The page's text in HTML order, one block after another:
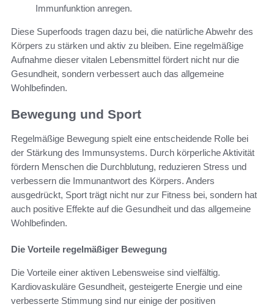
Immunfunktion anregen.
Diese Superfoods tragen dazu bei, die natürliche Abwehr des
Körpers zu stärken und aktiv zu bleiben. Eine regelmäßige
Aufnahme dieser vitalen Lebensmittel fördert nicht nur die
Gesundheit, sondern verbessert auch das allgemeine
Wohlbefinden.
Bewegung und Sport
Regelmäßige Bewegung spielt eine entscheidende Rolle bei
der Stärkung des Immunsystems. Durch körperliche Aktivität
fördern Menschen die Durchblutung, reduzieren Stress und
verbessern die Immunantwort des Körpers. Anders
ausgedrückt, Sport trägt nicht nur zur Fitness bei, sondern hat
auch positive Effekte auf die Gesundheit und das allgemeine
Wohlbefinden.
Die Vorteile regelmäßiger Bewegung
Die Vorteile einer aktiven Lebensweise sind vielfältig.
Kardiovaskuläre Gesundheit, gesteigerte Energie und eine
verbesserte Stimmung sind nur einige der positiven